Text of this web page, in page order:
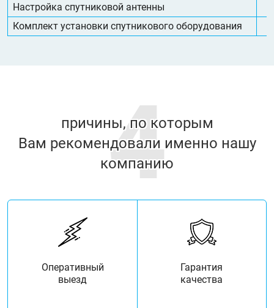
Настройка спутниковой антенны
Комплект установки спутникового оборудования
4
причины, по которым
Вам рекомендовали именно нашу
компанию
Оперативный
выезд
Гарантия
качества